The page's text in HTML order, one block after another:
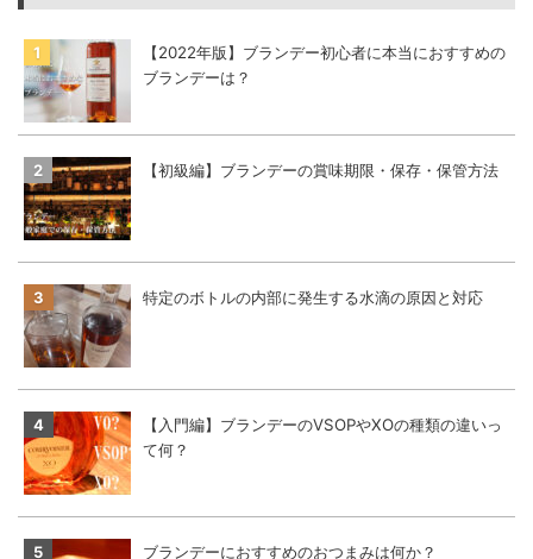
【2022年版】ブランデー初心者に本当におすすめの
ブランデーは？
【初級編】ブランデーの賞味期限・保存・保管方法
特定のボトルの内部に発生する水滴の原因と対応
【入門編】ブランデーのVSOPやXOの種類の違いっ
て何？
ブランデーにおすすめのおつまみは何か？